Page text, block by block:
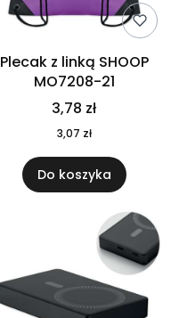
Plecak z linką SHOOP
MO7208-21
3,78 zł
3,07 zł
Do koszyka